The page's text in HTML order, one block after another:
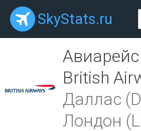
SkyStats.ru
Авиарейс
British
Даллас
Лондон